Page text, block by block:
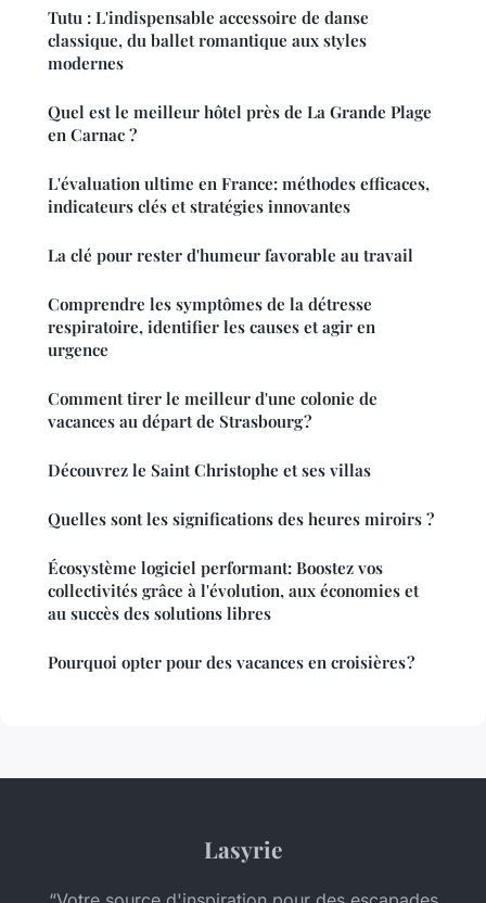
Tutu : L'indispensable accessoire de danse
classique, du ballet romantique aux styles
modernes
Quel est le meilleur hôtel près de La Grande Plage
en Carnac ?
L'évaluation ultime en France: méthodes efficaces,
indicateurs clés et stratégies innovantes
La clé pour rester d'humeur favorable au travail
Comprendre les symptômes de la détresse
respiratoire, identifier les causes et agir en
urgence
Comment tirer le meilleur d'une colonie de
vacances au départ de Strasbourg ?
Découvrez le Saint Christophe et ses villas
Quelles sont les significations des heures miroirs ?
Écosystème logiciel performant: Boostez vos
collectivités grâce à l'évolution, aux économies et
au succès des solutions libres
Pourquoi opter pour des vacances en croisières ?
Lasyrie